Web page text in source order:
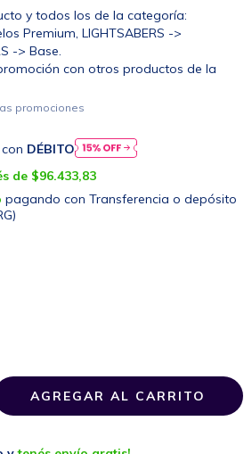
y todos los de la categoría:
Premium, LIGHTSABERS ->
-> Base.
con otros productos de la
promociones
DÉBITO
de $96.433,83
pagando con Transferencia o depósito